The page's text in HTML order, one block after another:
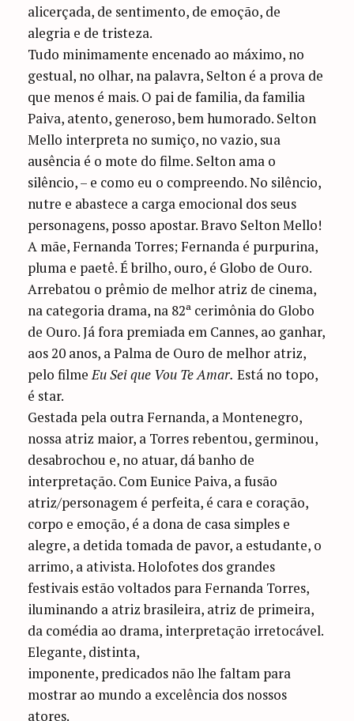
alicerçada, de sentimento, de emoção, de
alegria e de tristeza.
Tudo minimamente encenado ao máximo, no
gestual, no olhar, na palavra, Selton é a prova de
que menos é mais. O pai de familia, da familia
Paiva, atento, generoso, bem humorado. Selton
Mello interpreta no sumiço, no vazio, sua
ausência é o mote do filme. Selton ama o
silêncio, – e como eu o compreendo. No silêncio,
nutre e abastece a carga emocional dos seus
personagens, posso apostar. Bravo Selton Mello!
A mãe, Fernanda Torres; Fernanda é purpurina,
pluma e paetê. É brilho, ouro, é Globo de Ouro.
Arrebatou o prêmio de melhor atriz de cinema,
na categoria drama, na 82ª cerimônia do Globo
de Ouro. Já fora premiada em Cannes, ao ganhar,
aos 20 anos, a Palma de Ouro de melhor atriz,
pelo filmeEu Sei que Vou Te Amar. Está no topo,
é star.
Gestada pela outra Fernanda, a Montenegro,
nossa atriz maior, a Torres rebentou, germinou,
desabrochou e, no atuar, dá banho de
interpretação. Com Eunice Paiva, a fusão
atriz/personagem é perfeita, é cara e coração,
corpo e emoção, é a dona de casa simples e
alegre, a detida tomada de pavor, a estudante, o
arrimo, a ativista. Holofotes dos grandes
festivais estão voltados para Fernanda Torres,
iluminando a atriz brasileira, atriz de primeira,
da comédia ao drama, interpretação irretocável.
Elegante, distinta,
imponente, predicados não lhe faltam para
mostrar ao mundo a excelência dos nossos
atores.